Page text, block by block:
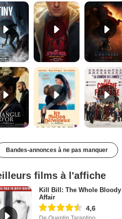
Le Triangle d'or Bande-annonce VF De la Comédie-Française Teaser VF
Bandes-annonces à ne pas manquer
films à l'affiche
Kill Bill: The Whole Bloody
Affair
4,6